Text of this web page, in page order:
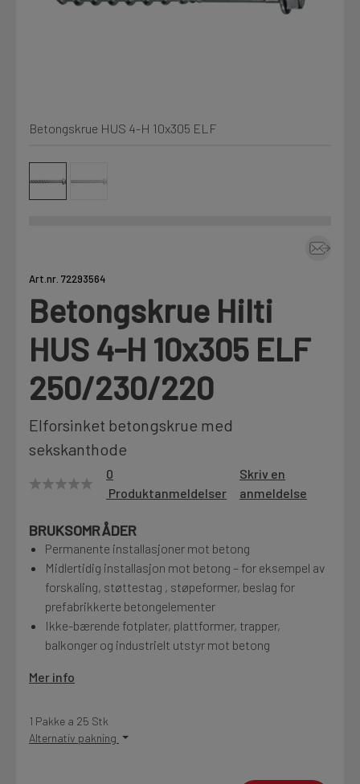
Annet
Fag
Motek
Finn butikk
Kontakt og åpningstider
Kontakt
Fra rådgivning til sporing av ordre
Kampanjer
Kvalitetsprodukter til ekstra gode priser
Siste nytt om dine favorittprodukter
Prislister
Firmainformasjon
LOGG UT
Betongskrue HUS 4-H 10x305 ELF
Art.nr. 72293564
Betongskrue Hilti
HUS 4-H 10x305 ELF
250/230/220
Elforsinket betongskrue med
sekskanthode
0
Produktanmeldelser
Skriv en
anmeldelse
BRUKSOMRÅDER
Permanente installasjoner mot betong
Midlertidig installasjon mot betong – for eksempel av
forskaling, støttestag , støpeformer, beslag for
prefabrikkerte betongelementer
Ikke-bærende fotplater, plattformer, trapper,
balkonger og industrielt utstyr mot betong
Mer info
1 Pakke a 25 Stk
Alternativ pakning